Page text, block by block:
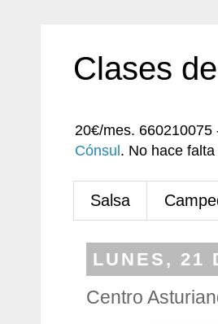
Clases
20€/mes. 660210075
Cónsul . No hace
Salsa
LUNES, 21
Centro